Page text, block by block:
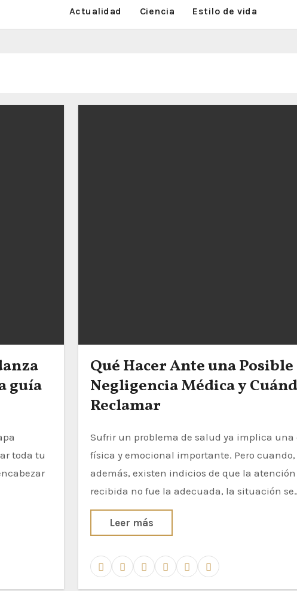
Actualidad Ciencia Estilo de vida
guía
toda tu
Qué Hacer Ante una Posible
Negligencia Médica y
Reclamar
Sufrir un problema de salud ya implica una carga
física y emocional importante. Pero cuando,
además, existen indicios de que la atención
recibida no fue la adecuada, la situación
Leer más